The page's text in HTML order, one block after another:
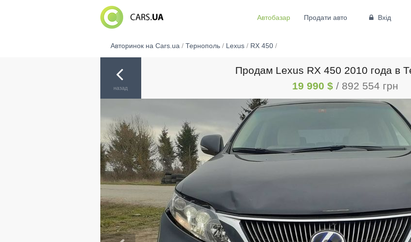
Автобазар Продати авто Вхід
Авторинок на Cars.ua / Тернополь/ Lexus/ RX 450/
назад
Продам Lexus RX 450 2010 года в
19 990 $ / 892 554 грн